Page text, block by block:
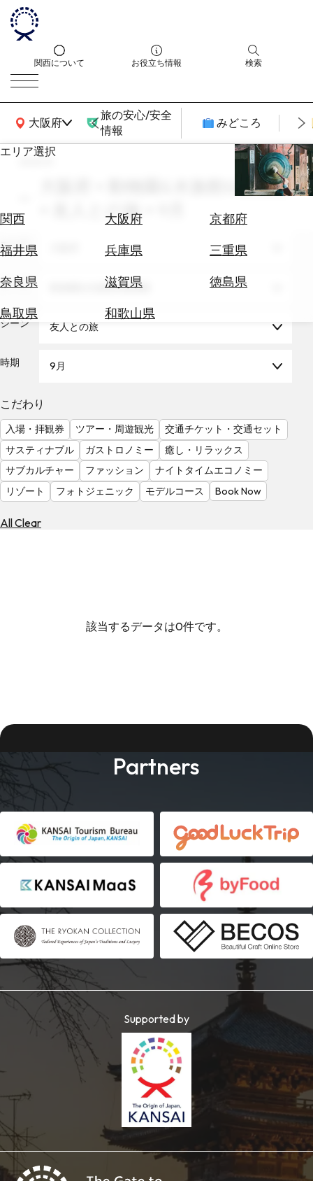
関西について お役立ち情報 検索
大阪府
関西広域MAP
旅の安心/安全
情報
みどころ
エリア選択
関西 大阪府
京都府
福井県
兵庫県
三重県
奈良県
滋賀県
徳島県
鳥取県
和歌山県
エ
券
テ
を
る
気
を
見
る
search
大阪府 × 動物園&水族館&植物園
× 友人との旅 × 9月
エリア
テーマ 動物園&水族館&植物園
シーン 友人との旅
時期 9月
こだわり
入場・拝観券 ツアー・周遊観光
交通チケット・交通セット
サスティナブル
ガストロノミー
癒し・リラックス
サブカルチャー
ファッション
ナイトタイムエコノミー
リゾート
フォトジェニック モデルコース Book Now
All Clear
該当するデータは0件です。
Partners
Supported by